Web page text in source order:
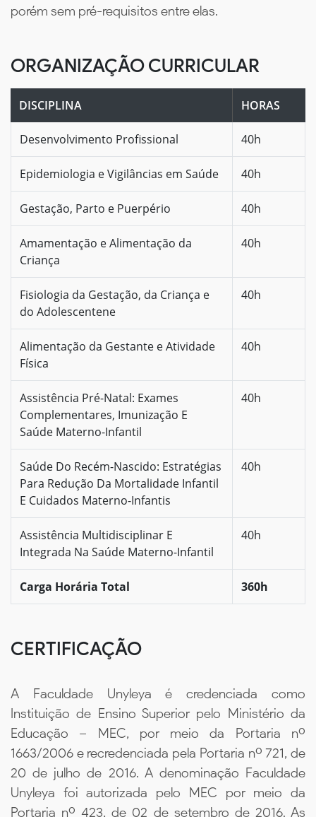
porém sem pré-requisitos entre elas.
ORGANIZAÇÃO CURRICULAR
DISCIPLINA HORAS
Desenvolvimento Profissional 40h
Epidemiologia e Vigilâncias em Saúde 40h
Gestação, Parto e Puerpério 40h
Amamentação e Alimentação da
Criança
40h
Fisiologia da Gestação, da Criança e
do Adolescentene
40h
Alimentação da Gestante e Atividade
Física
40h
Assistência Pré-Natal: Exames
Complementares, Imunização E
Saúde Materno-Infantil
40h
Saúde Do Recém-Nascido: Estratégias
Para Redução Da Mortalidade Infantil
E Cuidados Materno-Infantis
40h
Assistência Multidisciplinar E
Integrada Na Saúde Materno-Infantil
40h
Carga Horária Total 360h
CERTIFICAÇÃO
A Faculdade Unyleya é credenciada como
Instituição de Ensino Superior pelo Ministério da
Educação – MEC, por meio da Portaria nº
1663/2006 e recredenciada pela Portaria nº 721, de
20 de julho de 2016. A denominação Faculdade
Unyleya foi autorizada pelo MEC por meio da
Portaria nº 423, de 02 de setembro de 2016. As